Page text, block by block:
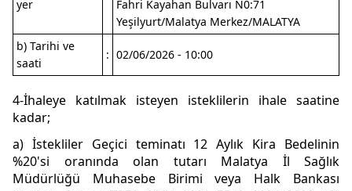
yer
Fahri Kayahan Bulvarı N0:71
Yeşilyurt/Malatya Merkez/MALATYA
b) Tarihi ve
saati
: 02/06/2026 - 10:00
4-İhaleye katılmak isteyen isteklilerin ihale saatine
kadar;
a) İstekliler Geçici teminatı 12 Aylık Kira Bedelinin
%20'si oranında olan tutarı Malatya İl Sağlık
Müdürlüğü Muhasebe Birimi veya Halk Bankası